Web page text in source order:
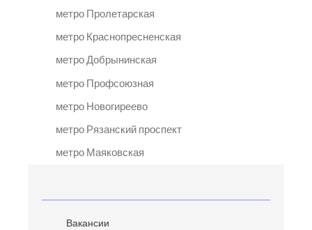
метро Пролетарская
метро Краснопресненская
метро Добрынинская
метро Профсоюзная
метро Новогиреево
метро Рязанский проспект
метро Маяковская
Вакансии